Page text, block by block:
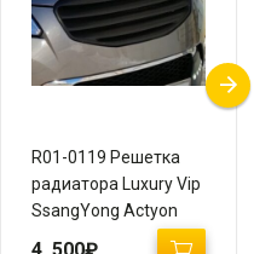
R01-0119 Решетка
радиатора Luxury Vip
SsangYong Actyon